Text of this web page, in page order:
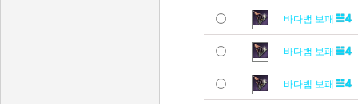
바다뱀 보패
바다뱀 보패
바다뱀 보패